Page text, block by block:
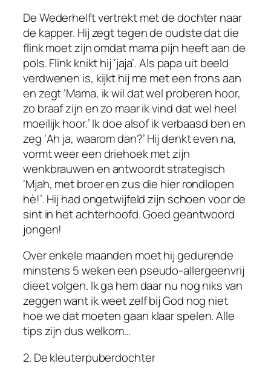
De Wederhelft vertrekt met de dochter naar
de kapper. Hij zegt tegen de oudste dat die
flink moet zijn omdat mama pijn heeft aan de
pols. Flink knikt hij ‘jaja’. Als papa uit beeld
verdwenen is, kijkt hij me met een frons aan
en zegt ‘Mama, ik wil dat wel proberen hoor,
zo braaf zijn en zo maar ik vind dat wel heel
moeilijk hoor.’ Ik doe alsof ik verbaasd ben en
zeg ‘Ah ja, waarom dan?’ Hij denkt even na,
vormt weer een driehoek met zijn
wenkbrauwen en antwoordt strategisch
‘Mjah, met broer en zus die hier rondlopen
hè!’. Hij had ongetwijfeld zijn schoen voor de
sint in het achterhoofd. Goed geantwoord
jongen!
Over enkele maanden moet hij gedurende
minstens 5 weken een pseudo-allergeenvrij
dieet volgen. Ik ga hem daar nu nog niks van
zeggen want ik weet zelf bij God nog niet
hoe we dat moeten gaan klaar spelen. Alle
tips zijn dus welkom…
2. De kleuterpuberdochter